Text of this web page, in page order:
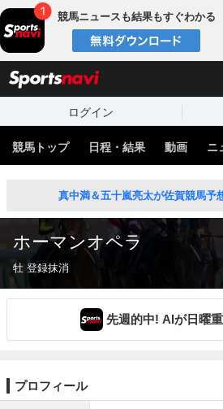
競馬ニュースも結果もすぐわかる
ログイン
競馬トップ 日程・結果 動画 ニ
真中満＆五十嵐亮太が佐賀競馬予
ホーマンオペラ
牡 登録抹消
先週的中! AIが日曜
プロフィール